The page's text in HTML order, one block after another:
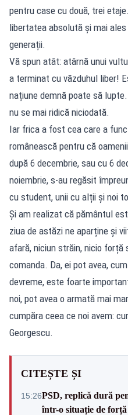
pentru case cu două, trei
libertatea absolută și mai
generații.
Vă spun atât: atârnă unui
a terminat cu văzduhul liber!
națiune demnă poate să
nu se mai ridică niciodată.
Iar frica a fost cea care a
românească pentru că
după 6 decembrie, sau cu 6
noiembrie, s-au regăsit
cu student, unii cu alții și noi
Și am realizat că pământul
ziua de astăzi ne aparține și
afară, niciun străin, nicio forță
comanda. Da, ei pot avea,
devreme, este foarte
noi, pot avea o armată mai
cumpăra ceea ce noi avem:
Georgescu.
CITEȘTE ȘI
15:26PSD, replică dură
într-o situație de